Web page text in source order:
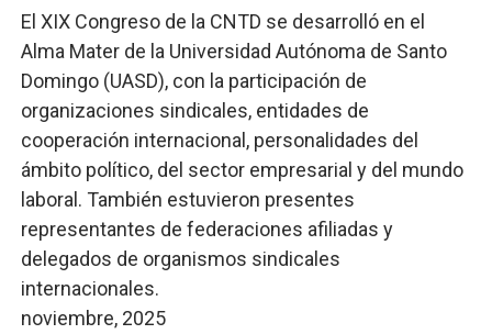
El XIX Congreso de la CNTD se desarrolló en el
Alma Mater de la Universidad Autónoma de Santo
Domingo (UASD), con la participación de
organizaciones sindicales, entidades de
cooperación internacional, personalidades del
ámbito político, del sector empresarial y del mundo
laboral. También estuvieron presentes
representantes de federaciones afiliadas y
delegados de organismos sindicales
internacionales.
noviembre, 2025